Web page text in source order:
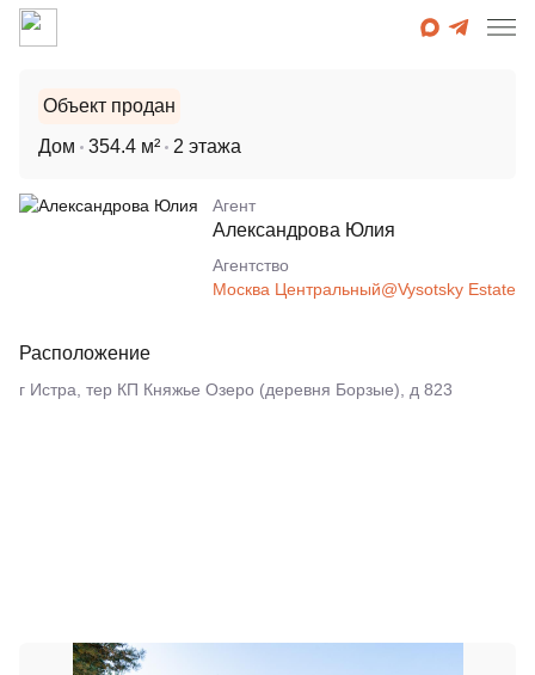
Объект продан
Дом
354.4 м² 2 этажа
Агент
Александрова Юлия
Агентcтво
Москва Центральный@Vysotsky Estate
Расположение
г Истра, тер КП Княжье Озеро (деревня Борзые), д 823